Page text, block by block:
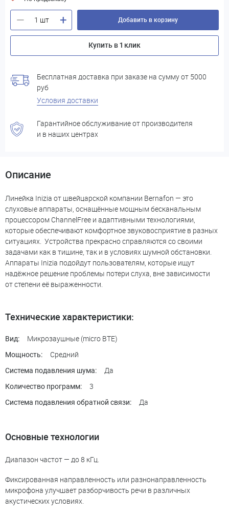
— + Добавить в корзину
Купить в 1 клик
Бесплатная доставка при заказе на сумму от 5000
руб
Условия доставки
Гарантийное обслуживание от производителя
и в наших центрах
Описание
Линейка Inizia от швейцарской компании Bernafon — это
слуховые аппараты, оснащённые мощным бесканальным
процессором ChannelFree и адаптивными технологиями,
которые обеспечивают комфортное звуковосприятие в разных
ситуациях. Устройства прекрасно справляются со своими
задачами как в тишине, так и в условиях шумной обстановки.
Аппараты Inizia подойдут пользователям, которые ищут
надёжное решение проблемы потери слуха, вне зависимости
от степени её выраженности.
Технические характеристики:
Вид: Микрозаушные (micro BTE)
Мощность: Средний
Система подавления шума: Да
Количество программ: 3
Система подавления обратной связи: Да
Основные технологии
Диапазон частот — до 8 кГц.
Фиксированная направленность или разнонаправленность
микрофона улучшает разборчивость речи в различных
акустических условиях.